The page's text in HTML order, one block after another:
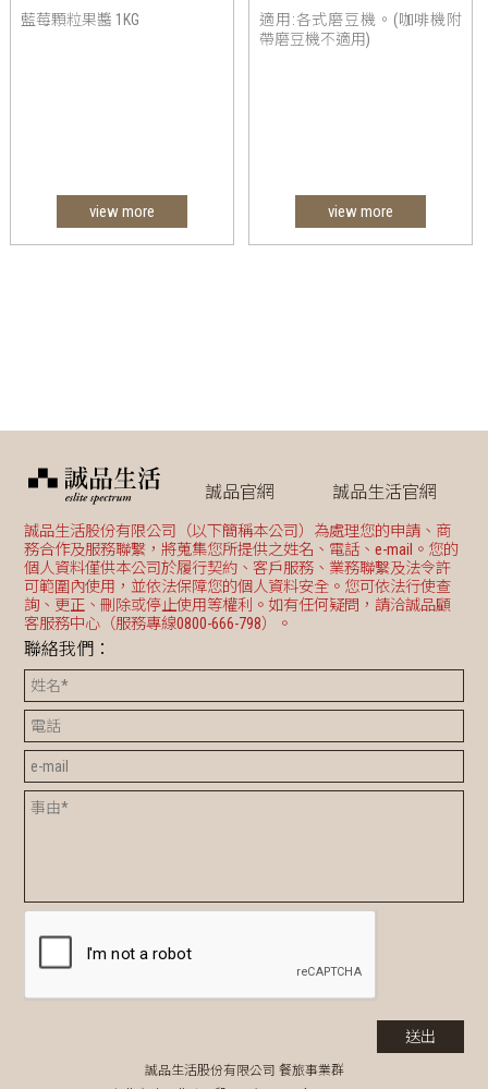
藍莓顆粒果醬 1KG
view more
適用:各式磨豆機。(咖啡機附
帶磨豆機不適用)
view more
誠品官網 誠品生活官網
誠品生活股份有限公司（以下簡稱本公司）為處理您的申請、商
務合作及服務聯繫，將蒐集您所提供之姓名、電話、e-mail。您的
個人資料僅供本公司於履行契約、客戶服務、業務聯繫及法令許
可範圍內使用，並依法保障您的個人資料安全。您可依法行使查
詢、更正、刪除或停止使用等權利。如有任何疑問，請洽誠品顧
客服務中心（服務專線0800-666-798）。
聯絡我們：
誠品生活股份有限公司 餐旅事業群